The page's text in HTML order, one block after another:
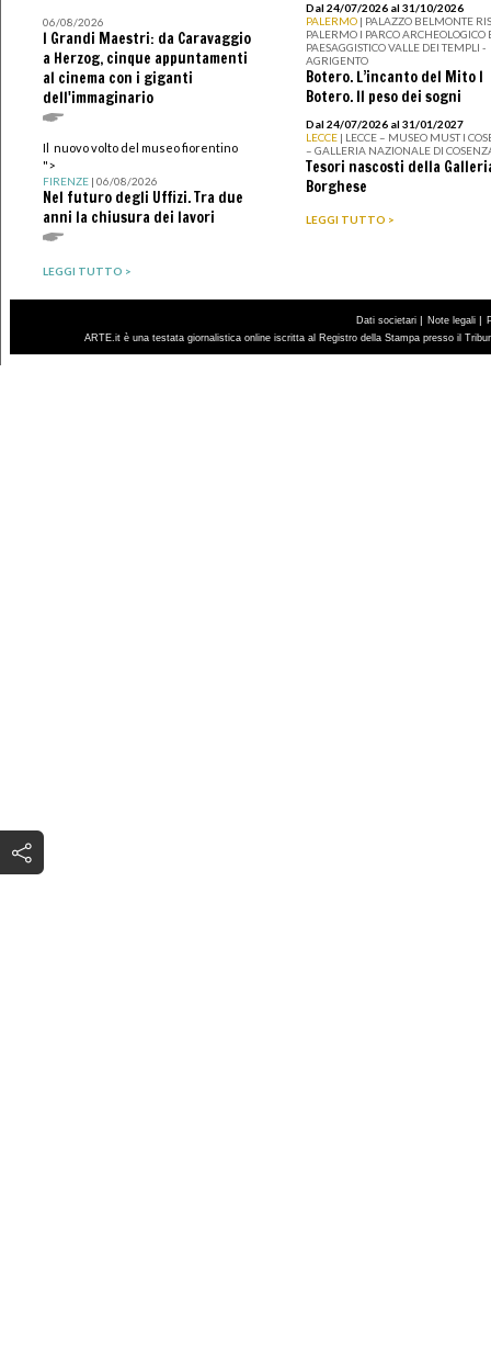
06/08/2026
I Grandi Maestri: da Caravaggio
a Herzog, cinque appuntamenti
al cinema con i giganti
dell'immaginario
Il nuovo volto del museo fiorentino
">
FIRENZE| 06/08/2026
Nel futuro degli Uffizi. Tra due
anni la chiusura dei lavori
LEGGI TUTTO >
Dal 24/07/2026 al 31/10/2026
PALERMO | PALAZZO BELMONTE
PALERMO I PARCO ARCHEOLOGICO
PAESAGGISTICO VALLE DEI TEMPLI -
AGRIGENTO
Botero. L’incanto del Mito I
Botero. Il peso dei sogni
Dal 24/07/2026 al 31/01/2027
LECCE | LECCE – MUSEO MUST I
– GALLERIA NAZIONALE DI
Tesori nascosti della
Borghese
LEGGI TUTTO >
Dati societari | Note legali |
ARTE.it è una testata giornalistica online iscritta al Registro della Stampa presso il